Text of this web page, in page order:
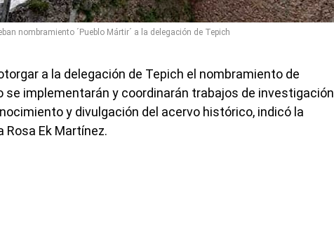
nombramiento ´Pueblo Mártir´ a la delegación de Tepich
a la delegación de Tepich el nombramiento de
se implementarán y coordinarán trabajos de investigación
y divulgación del acervo histórico, indicó la
Rosa Ek Martínez.